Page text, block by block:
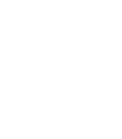
Heinzendorff